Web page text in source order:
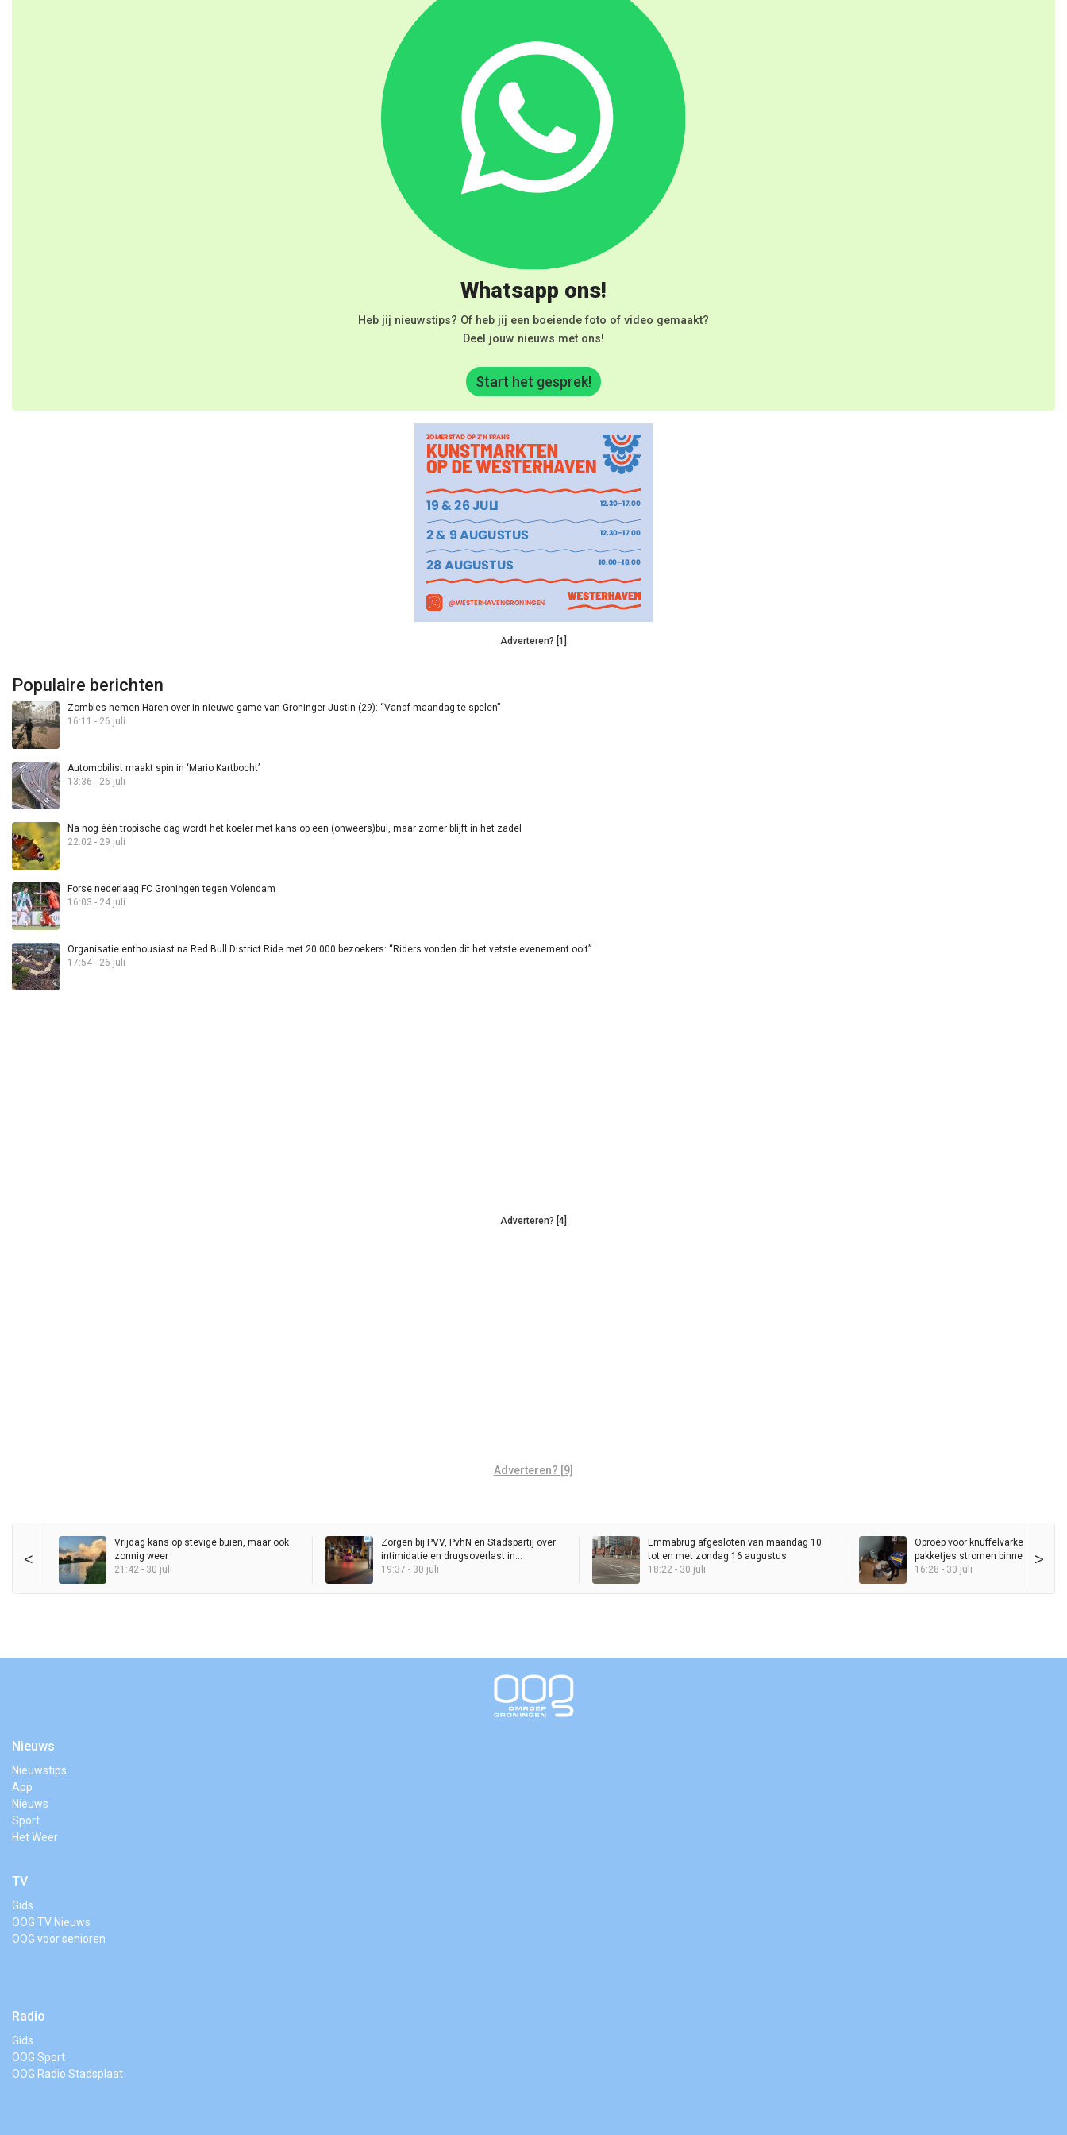
Whatsapp ons!
Heb jij nieuwstips? Of heb jij een boeiende foto of video gemaakt?
Deel jouw nieuws met ons!
Start het gesprek!
Adverteren? [1]
Populaire berichten
Zombies nemen Haren over in nieuwe game van Groninger Justin (29): “Vanaf maandag te spelen”
16:11 - 26 juli
Automobilist maakt spin in ‘Mario Kartbocht’
13:36 - 26 juli
Na nog één tropische dag wordt het koeler met kans op een (onweers)bui, maar zomer blijft in het zadel
22:02 - 29 juli
Forse nederlaag FC Groningen tegen Volendam
16:03 - 24 juli
Organisatie enthousiast na Red Bull District Ride met 20.000 bezoekers: “Riders vonden dit het vetste evenement ooit”
17:54 - 26 juli
Adverteren? [4]
Adverteren? [9]
< >
Vrijdag kans op stevige buien, maar ook
zonnig weer
21:42 - 30 juli
Zorgen bij PVV, PvhN en Stadspartij over
intimidatie en drugsoverlast in
binnenstad
19:37 - 30 juli
Emmabrug afgesloten van maandag 10
tot en met zondag 16 augustus
18:22 - 30 juli
Oproep voor knuffelvarkentjes
pakketjes stromen binnen voor
Entli
16:28 - 30 juli
Nieuws
Nieuwstips
App
Nieuws
Sport
Het Weer
TV
Gids
OOG TV Nieuws
OOG voor senioren
Radio
Gids
OOG Sport
OOG Radio Stadsplaat